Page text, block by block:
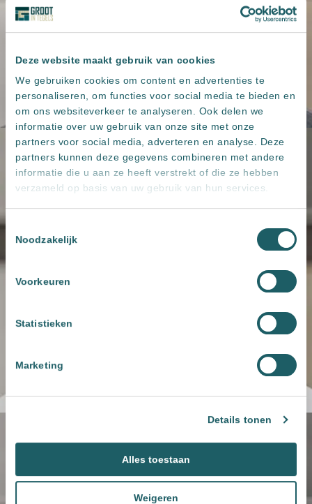
Deze website maakt gebruik van cookies
We gebruiken cookies om content en advertenties te
personaliseren, om functies voor social media te bieden en
om ons websiteverkeer te analyseren. Ook delen we
informatie over uw gebruik van onze site met onze
partners voor social media, adverteren en analyse. Deze
partners kunnen deze gegevens combineren met andere
informatie die u aan ze heeft verstrekt of die ze hebben
verzameld op basis van uw gebruik van hun services.
Toestemmingsselectie
Noodzakelijk
Voorkeuren
Statistieken
Marketing
Details tonen
Alles toestaan
Weigeren